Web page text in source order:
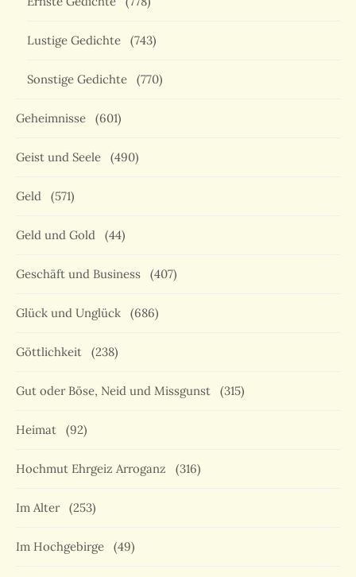
Lustige Gedichte (743)
Sonstige Gedichte (770)
Geheimnisse (601)
Geist und Seele (490)
Geld (571)
Geld und Gold (44)
Geschäft und Business (407)
Glück und Unglück (686)
Göttlichkeit (238)
Gut oder Böse, Neid und Missgunst (315)
Heimat (92)
Hochmut Ehrgeiz Arroganz (316)
Im Alter (253)
Im Hochgebirge (49)